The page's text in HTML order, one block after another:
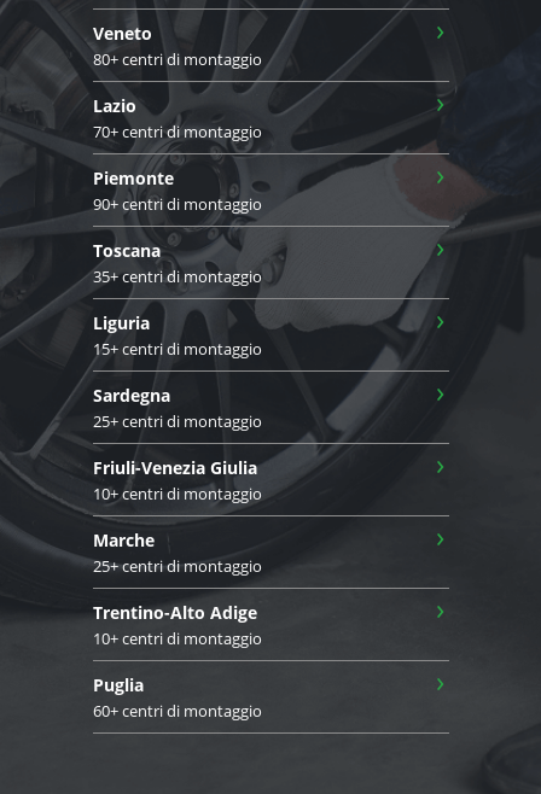
Veneto
80+ centri di montaggio
›
Lazio
70+ centri di montaggio
›
Piemonte
90+ centri di montaggio
›
Toscana
35+ centri di montaggio
›
Liguria
15+ centri di montaggio
›
Sardegna
25+ centri di montaggio
›
Friuli-Venezia Giulia
10+ centri di montaggio
›
Marche
25+ centri di montaggio
›
Trentino-Alto Adige
10+ centri di montaggio
›
Puglia
60+ centri di montaggio
›